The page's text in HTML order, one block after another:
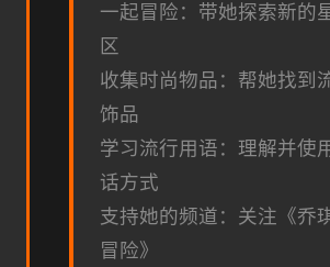
一起冒险：带她探索新的
区
收集时尚物品：帮她找到
饰品
学习流行用语：理解并使
话方式
支持她的频道：关注《乔
冒险》